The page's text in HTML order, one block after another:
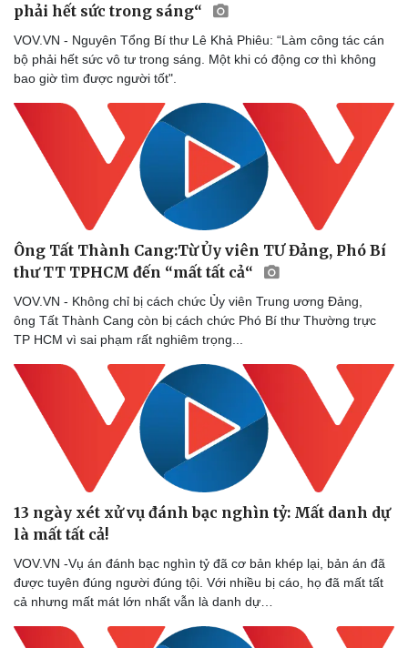
Thể thao
Thế giới thể thao
eSports
Hậu trường
Ô tô - Xe máy
Ô tô
Tư vấn
phải hết sức trong sáng“
VOV.VN - Nguyên Tổng Bí thư Lê Khả Phiêu: “Làm công tác cán
bộ phải hết sức vô tư trong sáng. Một khi có động cơ thì không
bao giờ tìm được người tốt".
Ông Tất Thành Cang:Từ Ủy viên TƯ Đảng, Phó Bí
thư TT TPHCM đến “mất tất cả“
VOV.VN - Không chỉ bị cách chức Ủy viên Trung ương Đảng,
ông Tất Thành Cang còn bị cách chức Phó Bí thư Thường trực
TP HCM vì sai phạm rất nghiêm trọng...
13 ngày xét xử vụ đánh bạc nghìn tỷ: Mất danh dự
là mất tất cả!
VOV.VN -Vụ án đánh bạc nghìn tỷ đã cơ bản khép lại, bản án đã
được tuyên đúng người đúng tội. Với nhiều bị cáo, họ đã mất tất
cả nhưng mất mát lớn nhất vẫn là danh dự…